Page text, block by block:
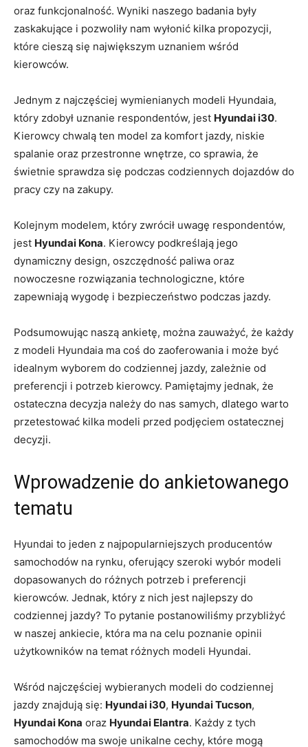
oraz funkcjonalność. Wyniki naszego badania były
zaskakujące i pozwoliły nam wyłonić kilka ‌propozycji,
które ‍cieszą⁤ się największym uznaniem wśród
kierowców.
Jednym z najczęściej wymienianych modeli Hyundaia,
który zdobył uznanie ⁣respondentów,‍ jest Hyundai i30.
Kierowcy chwalą ten model za komfort ⁢jazdy, niskie
spalanie⁤ oraz przestronne wnętrze, co sprawia, że
świetnie sprawdza się podczas codziennych dojazdów do
pracy czy na zakupy.
Kolejnym modelem, który zwrócił uwagę ‍respondentów,
jest Hyundai Kona. Kierowcy podkreślają jego
dynamiczny design, oszczędność paliwa oraz
nowoczesne⁢ rozwiązania​ technologiczne, które
zapewniają wygodę ‌i bezpieczeństwo podczas ​jazdy.
Podsumowując naszą ankietę, można zauważyć, że każdy
z‌ modeli Hyundaia ma coś do‍ zaoferowania i może być
idealnym wyborem do codziennej jazdy, zależnie od
preferencji i ‌potrzeb kierowcy. Pamiętajmy jednak, że
ostateczna decyzja należy do nas⁤ samych, ‍dlatego warto⁣
przetestować⁣ kilka modeli przed podjęciem ostatecznej
‍decyzji.
Wprowadzenie​ do ankietowanego
tematu
Hyundai to jeden z najpopularniejszych producentów⁤
samochodów na rynku, oferujący szeroki⁣ wybór modeli
dopasowanych do różnych ‌potrzeb i preferencji
kierowców. Jednak, który z nich⁢ jest najlepszy do
codziennej⁤ jazdy? To pytanie postanowiliśmy przybliżyć
w ​naszej ankiecie,​ która ma na celu poznanie⁢ opinii
użytkowników na‍ temat różnych‍ modeli Hyundai.
Wśród najczęściej wybieranych modeli do codziennej
jazdy znajdują się: Hyundai i30, Hyundai Tucson,
Hyundai Kona oraz Hyundai Elantra. Każdy z tych
samochodów ma swoje unikalne cechy, które mogą